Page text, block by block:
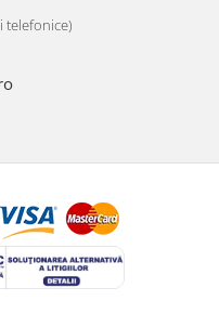
telefonice)